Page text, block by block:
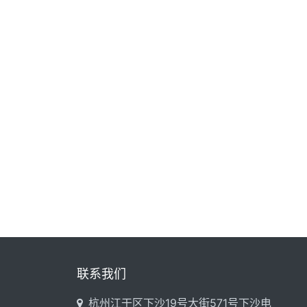
联系我们
杭州江干区下沙19号大街571号下沙电